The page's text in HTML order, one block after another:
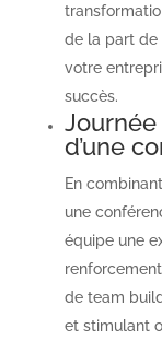
de la part de
votre
succès.
d’une
En
une
équipe une
de team
et stimulant